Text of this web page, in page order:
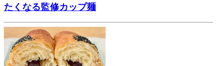
たくなる監修カップ麺